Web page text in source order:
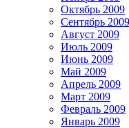
Октябрь 2009
Сентябрь 2009
Август 2009
Июль 2009
Июнь 2009
Май 2009
Апрель 2009
Март 2009
Февраль 2009
Январь 2009